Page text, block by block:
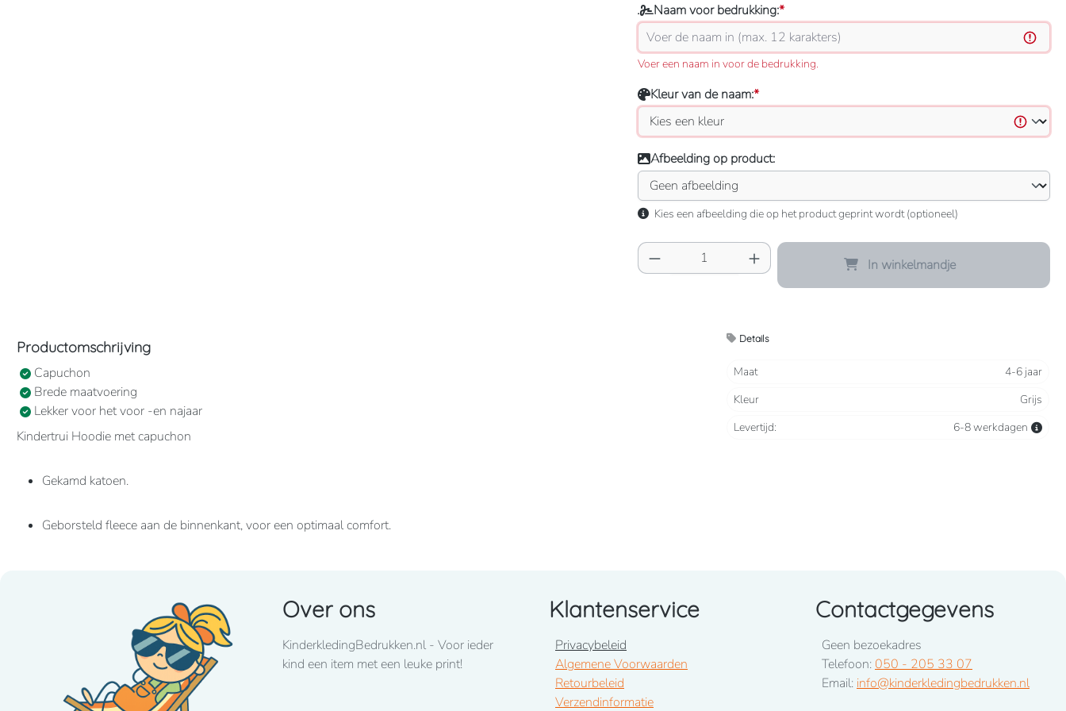
Naam voor bedrukking:*
Voer een naam in voor de bedrukking.
Kleur van de naam:*
Afbeelding op product:
Kies een afbeelding die op het product geprint wordt (optioneel)
Producthoeveelheid: Voer de gewenste
In winkelmandje
Productomschrijving
Capuchon
Brede maatvoering
Lekker voor het voor -en najaar
Kindertrui Hoodie met capuchon
Gekamd katoen.
Geborsteld fleece aan de binnenkant, voor een optimaal comfort.
80% katoen / 20% polyester Geborsteld fleece aan de binnenkant. Ingezette mouwen. Gevoerde capuchon.
Kangoeroezakken. Ribboord aan mouwuiteinden en aan de onderkant.
Details
Maat
4-6 jaar
Kleur
Grijs
Levertijd:
6-8 werkdagen
Over ons
KinderkledingBedrukken.nl - Voor ieder
kind een item met een leuke print!
Klantenservice
Privacybeleid
Algemene Voorwaarden
Retourbeleid
Verzendinformatie
Contactgegevens
Geen bezoekadres
Telefoon: 050 - 205 33 07
Email: info@kinderkledingbedrukken.nl